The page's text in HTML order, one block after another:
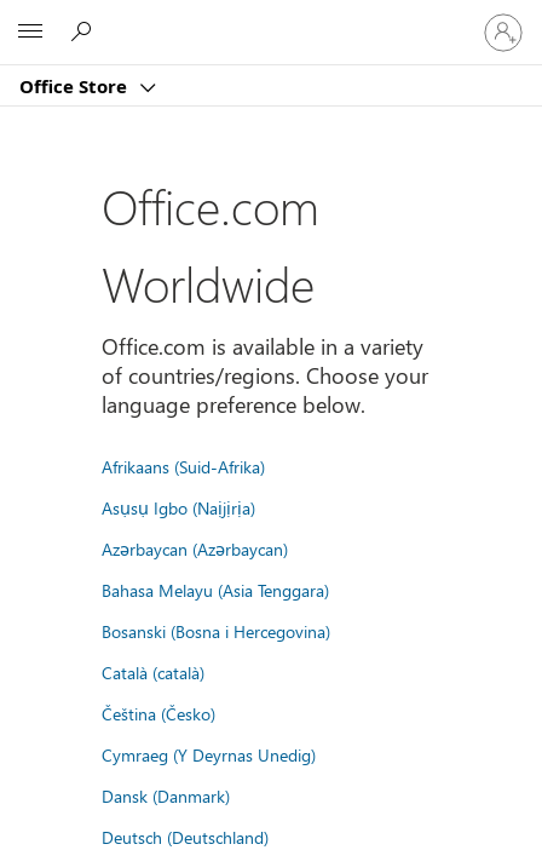
Office Store
Sign
in
to
account
Office.com
Worldwide
Office.com is available in a variety
of countries/regions. Choose your
language preference below.
Afrikaans (Suid-Afrika)
Asụsụ Igbo (Naịjịrịa)
Azərbaycan (Azərbaycan)
Bahasa Melayu (Asia Tenggara)
Bosanski (Bosna i Hercegovina)
Català (català)
Čeština (Česko)
Cymraeg (Y Deyrnas Unedig)
Dansk (Danmark)
Deutsch (Deutschland)